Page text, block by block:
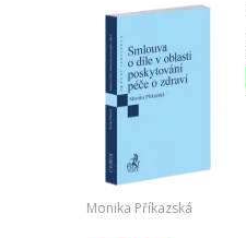
Monika Příkazská